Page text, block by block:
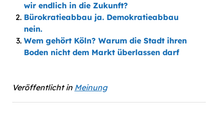
wir endlich in die Zukunft?
Bürokratieabbau ja. Demokratieabbau
nein.
Wem gehört Köln? Warum die Stadt ihren
Boden nicht dem Markt überlassen darf
Veröffentlicht in Meinung